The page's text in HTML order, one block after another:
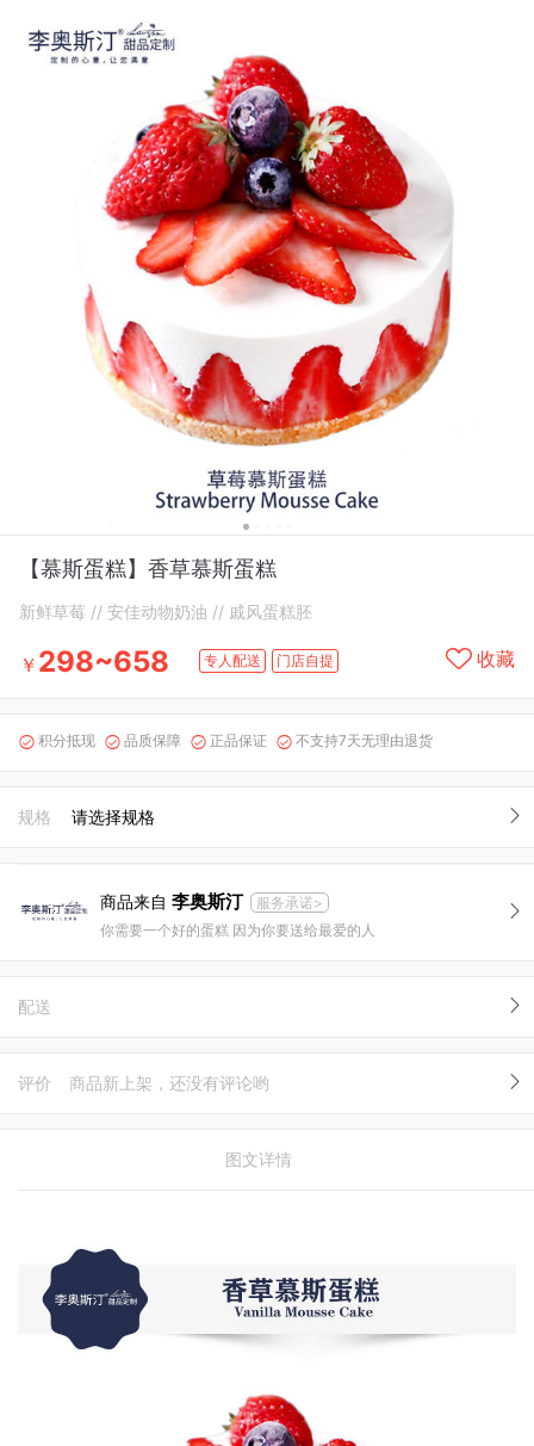
【慕斯蛋糕】香草慕斯蛋糕
新鲜草莓 // 安佳动物奶油 // 戚风蛋糕胚
￥ 298~658 专人配送 门店自提 收藏
 积分抵现  品质保障  正品保证  不支持7天无理由退货
规格 请选择规格
商品来自 李奥斯汀
服务承诺>
你需要一个好的蛋糕 因为你要送给最爱的人
配送
评价 商品新上架，还没有评论哟
图文详情